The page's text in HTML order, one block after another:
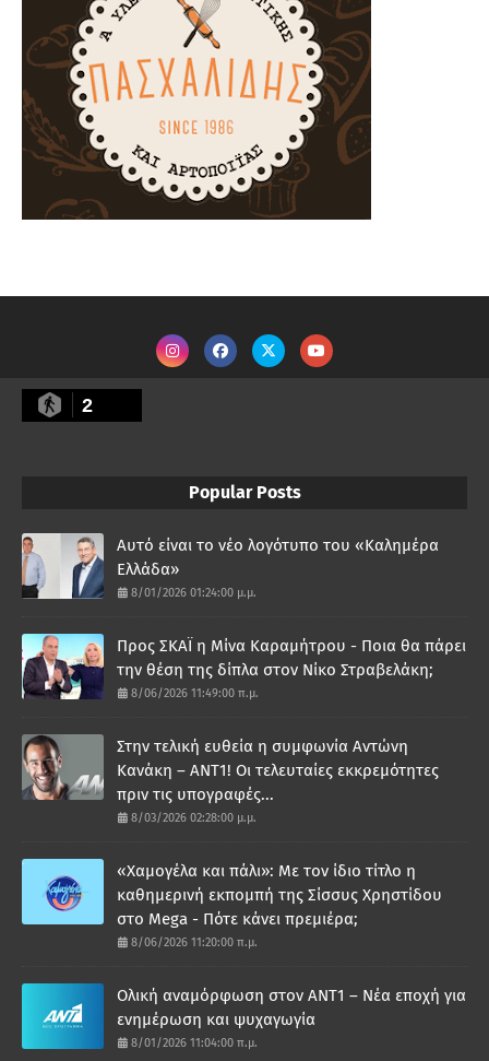
2
Popular Posts
Αυτό είναι το νέο λογότυπο του «Καλημέρα
Ελλάδα»
8/01/2026 01:24:00 μ.μ.
Προς ΣΚΑΪ η Μίνα Καραμήτρου - Ποια θα πάρει
την θέση της δίπλα στον Νίκο Στραβελάκη;
8/06/2026 11:49:00 π.μ.
Στην τελική ευθεία η συμφωνία Αντώνη
Κανάκη – ΑΝΤ1! Οι τελευταίες εκκρεμότητες
πριν τις υπογραφές...
8/03/2026 02:28:00 μ.μ.
«Χαμογέλα και πάλι»: Με τον ίδιο τίτλο η
καθημερινή εκπομπή της Σίσσυς Χρηστίδου
στο Mega - Πότε κάνει πρεμιέρα;
8/06/2026 11:20:00 π.μ.
Ολική αναμόρφωση στον ΑΝΤ1 – Νέα εποχή για
ενημέρωση και ψυχαγωγία
8/01/2026 11:04:00 π.μ.